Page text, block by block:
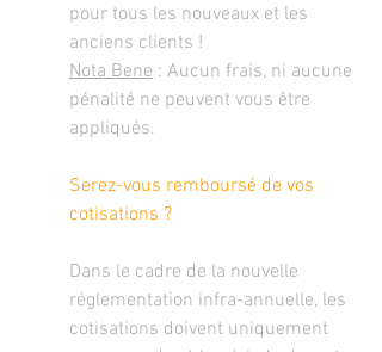
pour tous les nouveaux et les
anciens clients !
Nota Bene : Aucun frais, ni aucune
pénalité ne peuvent vous être
appliqués.
Serez-vous remboursé de vos
cotisations ?
Dans le cadre de la nouvelle
réglementation infra-annuelle, les
cotisations doivent uniquement